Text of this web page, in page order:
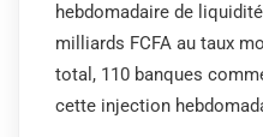
hebdomadaire de
milliards FCFA au taux
total, 110 banques
cette injection